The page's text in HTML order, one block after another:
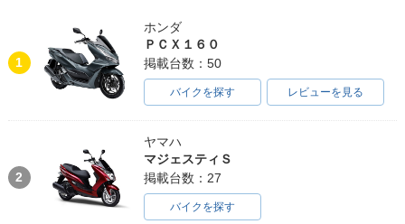
1
ホンダ
ＰＣＸ１６０
掲載台数：50
バイクを探す レビューを見る
2
ヤマハ
マジェスティＳ
掲載台数：27
バイクを探す